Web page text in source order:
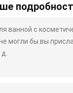
ванной с
могли бы вы